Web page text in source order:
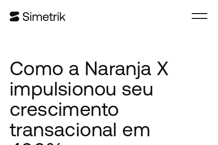
Como a Naranja X
impulsionou seu
crescimento
transacional em